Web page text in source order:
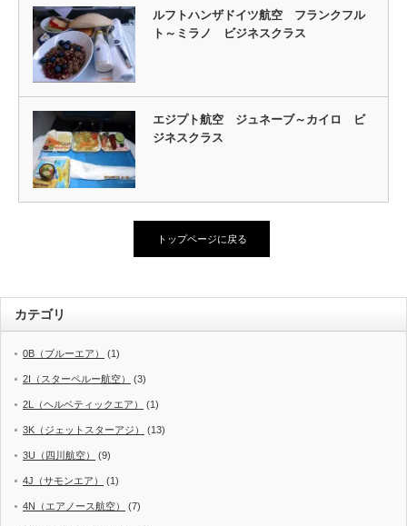
ルフトハンザドイツ航空 フランクフル
ト～ミラノ ビジネスクラス
エジプト航空 ジュネーブ～カイロ ビ
ジネスクラス
トップページに戻る
カテゴリ
0B（ブルーエア） (1)
2I（スターペルー航空） (3)
2L（ヘルベティックエア） (1)
3K（ジェットスターアジ） (13)
3U（四川航空） (9)
4J（サモンエア） (1)
4N（エアノース航空） (7)